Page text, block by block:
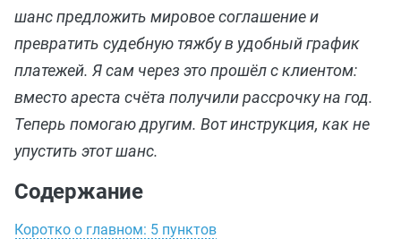
шанс предложить мировое соглашение и
превратить судебную тяжбу в удобный график
платежей. Я сам через это прошёл с клиентом:
вместо ареста счёта получили рассрочку на год.
Теперь помогаю другим. Вот инструкция, как не
упустить этот шанс.
Содержание
Коротко о главном: 5 пунктов